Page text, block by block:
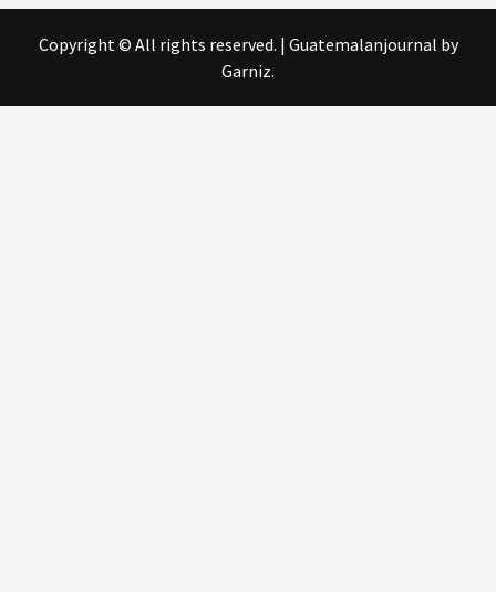
Copyright © All rights reserved. | Guatemalanjournal by
Garniz.